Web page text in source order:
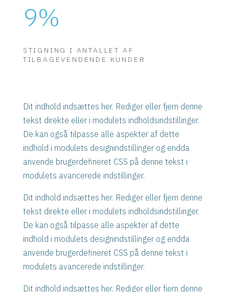
9%
STIGNING I ANTALLET AF
TILBAGEVENDENDE KUNDER
Dit indhold indsættes her. Rediger eller fjern denne
tekst direkte eller i modulets indholdsindstillinger.
De kan også tilpasse alle aspekter af dette
indhold i modulets designindstillinger og endda
anvende brugerdefineret CSS på denne tekst i
modulets avancerede indstillinger.
Dit indhold indsættes her. Rediger eller fjern denne
tekst direkte eller i modulets indholdsindstillinger.
De kan også tilpasse alle aspekter af dette
indhold i modulets designindstillinger og endda
anvende brugerdefineret CSS på denne tekst i
modulets avancerede indstillinger.
Dit indhold indsættes her. Rediger eller fjern denne